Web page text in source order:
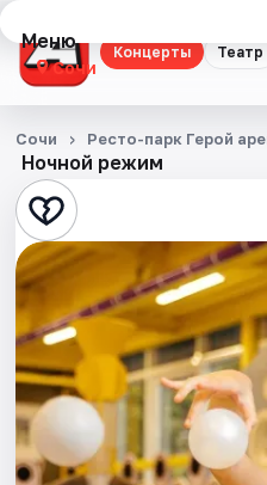
Концерты Театр
Меню
Сочи
Концерты
Театр
Стендап
Выставки
Квесты
Экскурсии
Спорт
Ночной режим
Сочи Ресто-парк Герой